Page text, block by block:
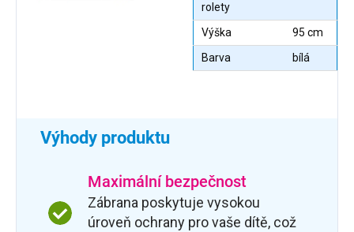
rolety
Výška
95 cm
Barva
bílá
Výhody produktu
Maximální bezpečnost
Zábrana poskytuje vysokou
úroveň ochrany pro vaše dítě, což